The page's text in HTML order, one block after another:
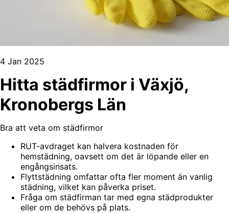
4 Jan 2025
Hitta städfirmor i Växjö,
Kronobergs Län
Bra att veta om städfirmor
RUT-avdraget kan halvera kostnaden för
hemstädning, oavsett om det är löpande eller en
engångsinsats.
Flyttstädning omfattar ofta fler moment än vanlig
städning, vilket kan påverka priset.
Fråga om städfirman tar med egna städprodukter
eller om de behövs på plats.